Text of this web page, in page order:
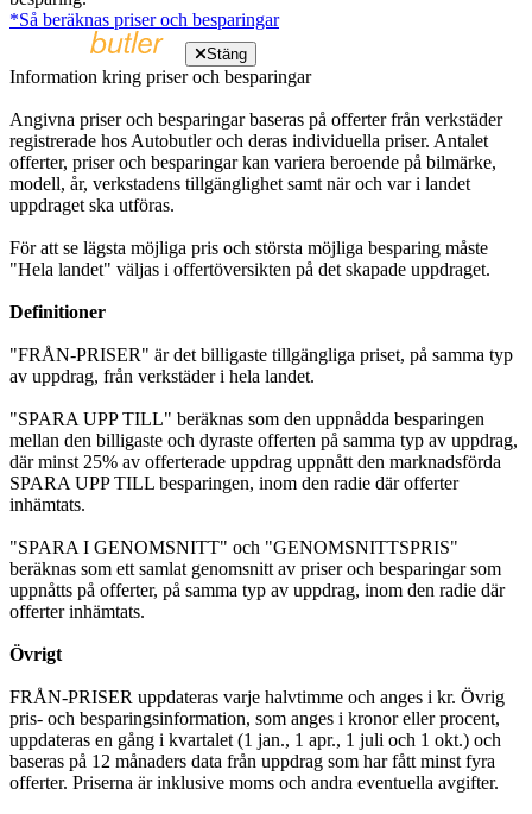
*Så beräknas priser och besparingar
Stäng
Information kring priser och besparingar
Angivna priser och besparingar baseras på offerter från verkstäder
registrerade hos Autobutler och deras individuella priser. Antalet
offerter, priser och besparingar kan variera beroende på bilmärke,
modell, år, verkstadens tillgänglighet samt när och var i landet
uppdraget ska utföras.
För att se lägsta möjliga pris och största möjliga besparing måste
"Hela landet" väljas i offertöversikten på det skapade uppdraget.
Definitioner
"FRÅN-PRISER" är det billigaste tillgängliga priset, på samma typ
av uppdrag, från verkstäder i hela landet.
"SPARA UPP TILL" beräknas som den uppnådda besparingen
mellan den billigaste och dyraste offerten på samma typ av uppdrag,
där minst 25% av offerterade uppdrag uppnått den marknadsförda
SPARA UPP TILL besparingen, inom den radie där offerter
inhämtats.
"SPARA I GENOMSNITT" och "GENOMSNITTSPRIS"
beräknas som ett samlat genomsnitt av priser och besparingar som
uppnåtts på offerter, på samma typ av uppdrag, inom den radie där
offerter inhämtats.
Övrigt
FRÅN-PRISER uppdateras varje halvtimme och anges i kr. Övrig
pris- och besparingsinformation, som anges i kronor eller procent,
uppdateras en gång i kvartalet (1 jan., 1 apr., 1 juli och 1 okt.) och
baseras på 12 månaders data från uppdrag som har fått minst fyra
offerter. Priserna är inklusive moms och andra eventuella avgifter.